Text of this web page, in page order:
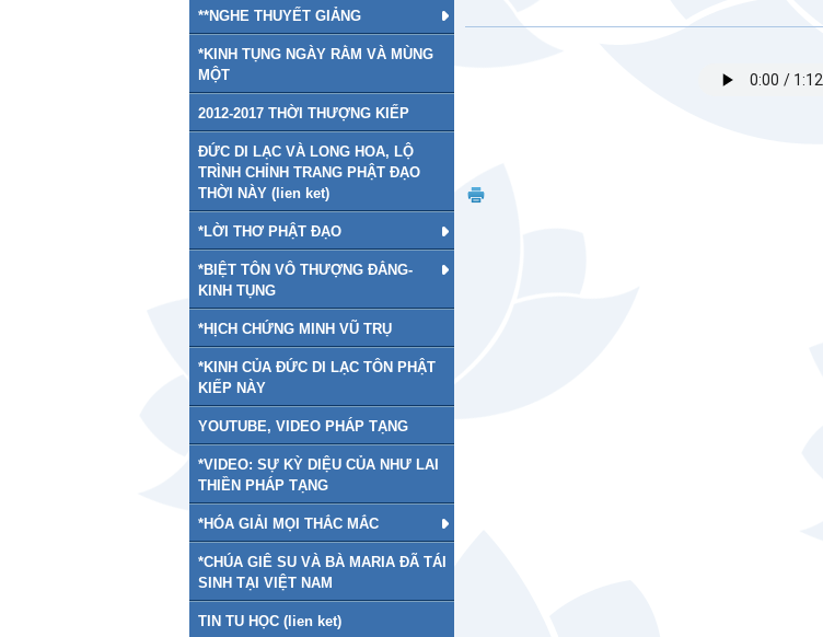
**NGHE THUYẾT GIẢNG
*KINH TỤNG NGÀY RẰM VÀ MÙNG
MỘT
2012-2017 THỜI THƯỢNG KIẾP
ĐỨC DI LẠC VÀ LONG HOA, LỘ
TRÌNH CHỈNH TRANG PHẬT ĐẠO
THỜI NÀY (lien ket)
*LỜI THƠ PHẬT ĐẠO
*BIỆT TÔN VÔ THƯỢNG ĐẲNG-
KINH TỤNG
*HỊCH CHỨNG MINH VŨ TRỤ
*KINH CỦA ĐỨC DI LẠC TÔN PHẬT
KIẾP NÀY
YOUTUBE, VIDEO PHÁP TẠNG
*VIDEO: SỰ KỲ DIỆU CỦA NHƯ LAI
THIỀN PHÁP TẠNG
*HÓA GIẢI MỌI THẮC MẮC
*CHÚA GIÊ SU VÀ BÀ MARIA ĐÃ TÁI
SINH TẠI VIỆT NAM
TIN TU HỌC (lien ket)